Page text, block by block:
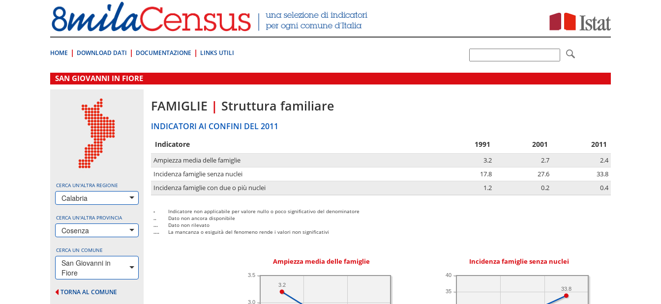
direttamente
a:
Contenuto
HOME DOWNLOAD DATI DOCUMENTAZIONE LINKS UTILI
.
SAN GIOVANNI IN FIORE
CERCA UN'ALTRA REGIONE
Calabria
CERCA UN'ALTRA PROVINCIA
Cosenza
CERCA UN COMUNE
San Giovanni in
Fiore
TORNA AL COMUNE
FAMIGLIE | Struttura familiare
INDICATORI AI CONFINI DEL 2011
Indicatore 1991 2001 2011
Ampiezza media delle famiglie 3.2 2.7
2.4
Incidenza famiglie senza nuclei
17.8 27.6
33.8
Incidenza famiglie con due o più nuclei
1.2 0.2 0.4
-
Indicatore non applicabile per valore nullo o poco significativo del denominatore
..
Dato non ancora disponibile
...
Dato non rilevato
....
La mancanza o esiguità del fenomeno rende i valori non significativi
Ampiezza media delle famiglie
3.0
3.5
3.2
Incidenza famiglie senza nuclei
35
40
33.8